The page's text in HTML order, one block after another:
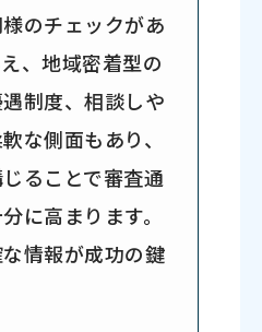
のチェックがあ
、地域密着型の
制度、相談しや
な側面もあり、
ることで審査通
に高まります。
情報が成功の鍵